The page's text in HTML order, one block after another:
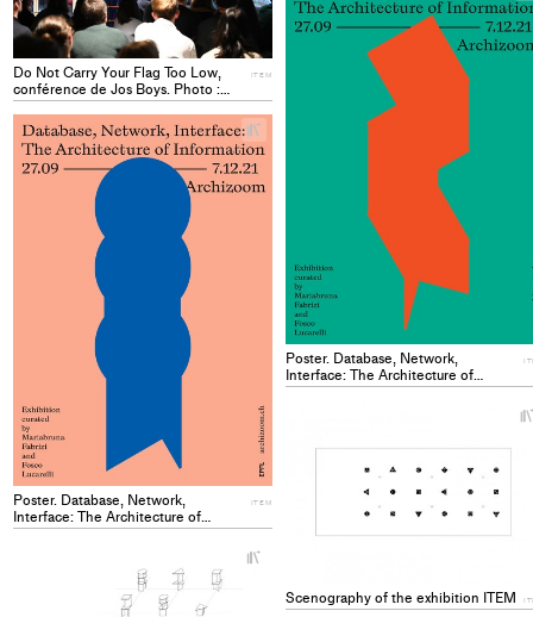
Do Not Carry Your Flag Too Low,
conférence de Jos Boys. Photo :
Solène Hoffmann ITEM
ITEM
Poster. Database, Network,
Interface: The Architecture of
Information. Graphic design: Atelier
Poster. Database, Network,
Interface: The Architecture of
Information. Graphic design: Atelier
ITEM
+
Add
to
Scenography of the exhibition ITEM
+
+
project